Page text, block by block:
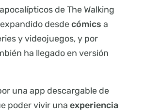
de The Walking
desdecómics a
y videojuegos, y por
ha llegado en versión
una app descargable de
poder vivir una experiencia